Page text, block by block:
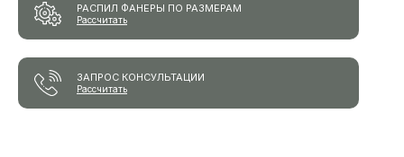
РАСПИЛ ФАНЕРЫ ПО РАЗМЕРАМ
Рассчитать
ЗАПРОС КОНСУЛЬТАЦИИ
Рассчитать